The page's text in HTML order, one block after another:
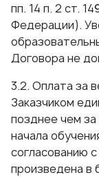
пп. 14 п. 2 ст.
Федерации).
Договора не
3.2. Оплата за
Заказчиком
позднее чем
начала
согласованию
произведена в